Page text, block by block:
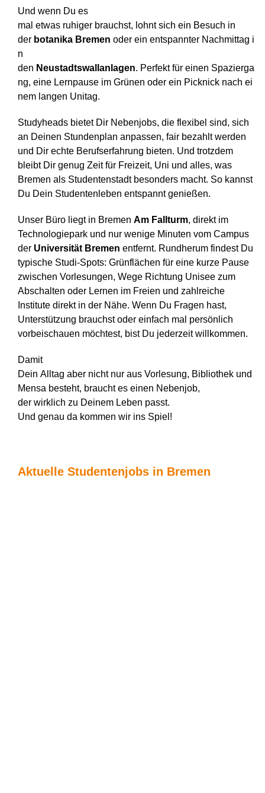
Und wenn Du es
mal etwas ruhiger brauchst, lohnt sich ein Besuch in
der botanika Bremen oder ein entspannter Nachmittag i
n
den Neustadtswallanlagen. Perfekt für einen Spazierga
ng, eine Lernpause im Grünen oder ein Picknick nach ei
nem langen Unitag.
Studyheads bietet Dir Nebenjobs, die flexibel sind, sich
an Deinen Stundenplan anpassen, fair bezahlt werden
und Dir echte Berufserfahrung bieten. Und trotzdem
bleibt Dir genug Zeit für Freizeit, Uni und alles, was
Bremen als Studentenstadt besonders macht. So kannst
Du Dein Studentenleben entspannt genießen.
Unser Büro liegt in Bremen Am Fallturm, direkt im
Technologiepark und nur wenige Minuten vom Campus
der Universität Bremen entfernt. Rundherum findest Du
typische Studi-Spots: Grünflächen für eine kurze Pause
zwischen Vorlesungen, Wege Richtung Unisee zum
Abschalten oder Lernen im Freien und zahlreiche
Institute direkt in der Nähe. Wenn Du Fragen hast,
Unterstützung brauchst oder einfach mal persönlich
vorbeischauen möchtest, bist Du jederzeit willkommen.
Damit
Dein Alltag aber nicht nur aus Vorlesung, Bibliothek und
Mensa besteht, braucht es einen Nebenjob,
der wirklich zu Deinem Leben passt.
Und genau da kommen wir ins Spiel!
Aktuelle Studentenjobs in Bremen